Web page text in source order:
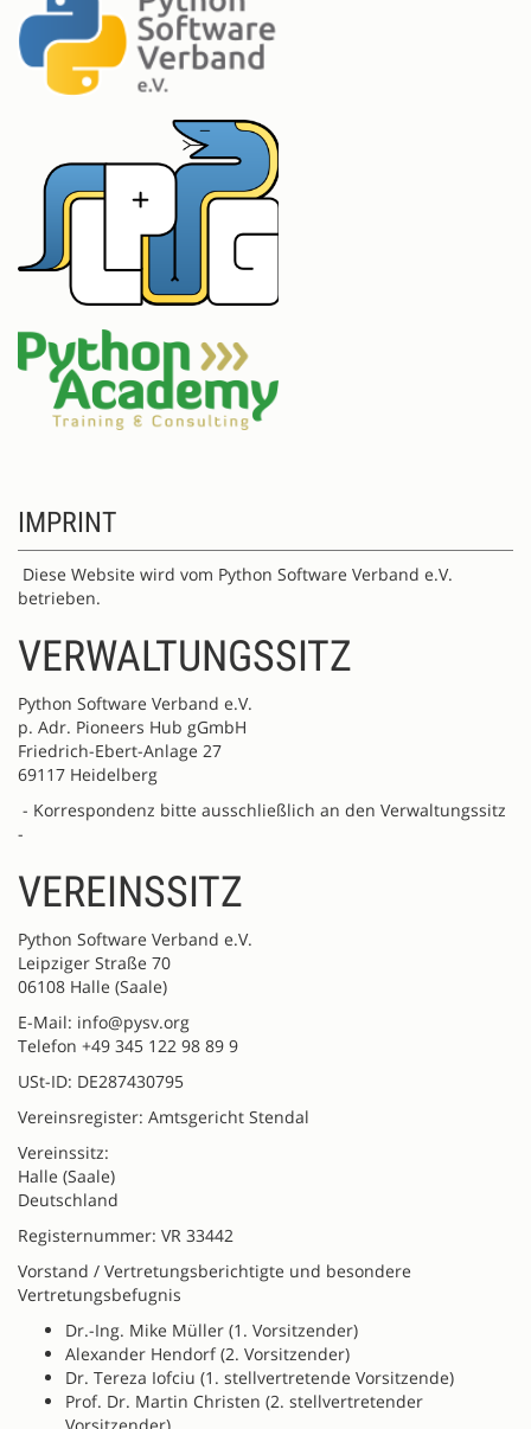
IMPRINT
Diese Website wird vom Python Software Verband e.V.
betrieben.
VERWALTUNGSSITZ
Python Software Verband e.V.
p. Adr. Pioneers Hub gGmbH
Friedrich-Ebert-Anlage 27
69117 Heidelberg
- Korrespondenz bitte ausschließlich an den Verwaltungssitz
-
VEREINSSITZ
Python Software Verband e.V.
Leipziger Straße 70
06108 Halle (Saale)
E-Mail: info@pysv.org
Telefon +49 345 122 98 89 9
USt-ID: DE287430795
Vereinsregister: Amtsgericht Stendal
Vereinssitz:
Halle (Saale)
Deutschland
Registernummer: VR 33442
Vorstand / Vertretungsberichtigte und besondere
Vertretungsbefugnis
Dr.-Ing. Mike Müller (1. Vorsitzender)
Alexander Hendorf (2. Vorsitzender)
Dr. Tereza Iofciu (1. stellvertretende Vorsitzende)
Prof. Dr. Martin Christen (2. stellvertretender